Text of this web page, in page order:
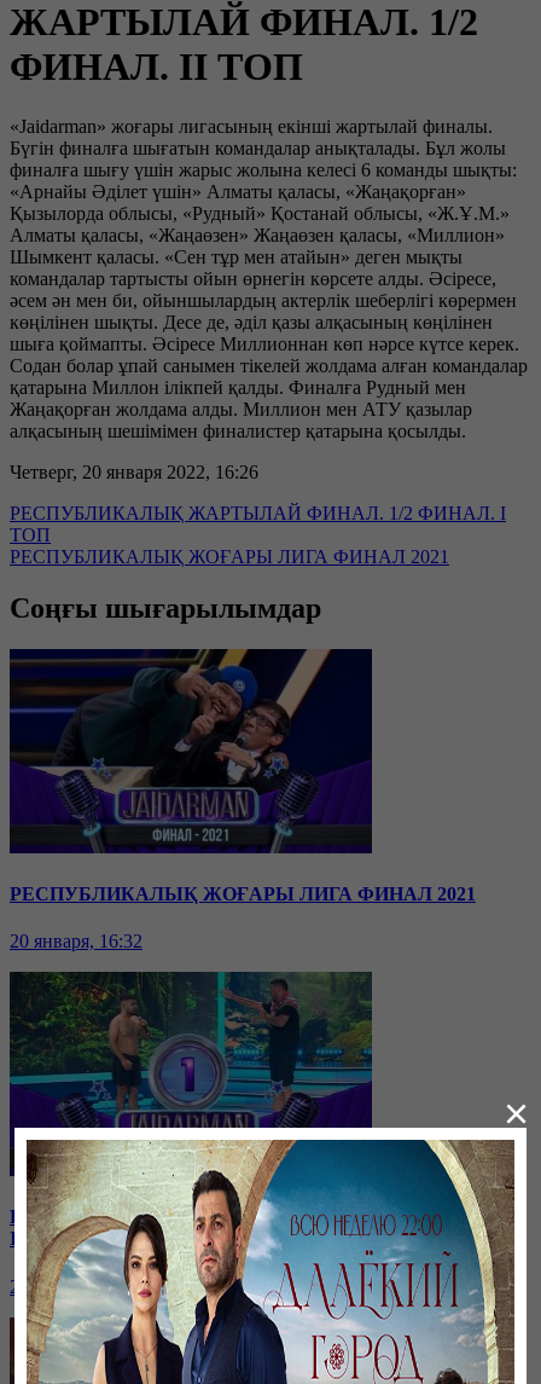
ЖАРТЫЛАЙ ФИНАЛ. 1/2
ФИНАЛ. II ТОП
«Jaidarman» жоғары лигасының екінші жартылай финалы.
Бүгін финалға шығатын командалар анықталады. Бұл жолы
финалға шығу үшін жарыс жолына келесі 6 команды шықты:
«Арнайы Әділет үшін» Алматы қаласы, «Жаңақорған»
Қызылорда облысы, «Рудный» Қостанай облысы, «Ж.Ұ.М.»
Алматы қаласы, «Жаңаөзен» Жаңаөзен қаласы, «Миллион»
Шымкент қаласы. «Сен тұр мен атайын» деген мықты
командалар тартысты ойын өрнегін көрсете алды. Әсіресе,
әсем ән мен би, ойыншылардың актерлік шеберлігі көрермен
көңілінен шықты. Десе де, әділ қазы алқасының көңілінен
шыға қоймапты. Әсіресе Миллионнан көп нәрсе күтсе керек.
Содан болар ұпай санымен тікелей жолдама алған командалар
қатарына Миллон ілікпей қалды. Финалға Рудный мен
Жаңақорған жолдама алды. Миллион мен АТУ қазылар
алқасының шешімімен финалистер қатарына қосылды.
Четверг, 20 января 2022, 16:26
РЕСПУБЛИКАЛЫҚ ЖАРТЫЛАЙ ФИНАЛ. 1/2 ФИНАЛ. I
ТОП
РЕСПУБЛИКАЛЫҚ ЖОҒАРЫ ЛИГА ФИНАЛ 2021
Соңғы шығарылымдар
РЕСПУБЛИКАЛЫҚ ЖОҒАРЫ ЛИГА ФИНАЛ 2021
20 января, 16:32
РЕСПУБЛИКАЛЫҚ ЖАРТЫЛАЙ ФИНАЛ. 1/2 ФИНАЛ.
I ТОП
20 января, 16:24
×